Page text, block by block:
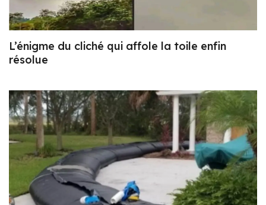
L’énigme du cliché qui affole la toile enfin
résolue